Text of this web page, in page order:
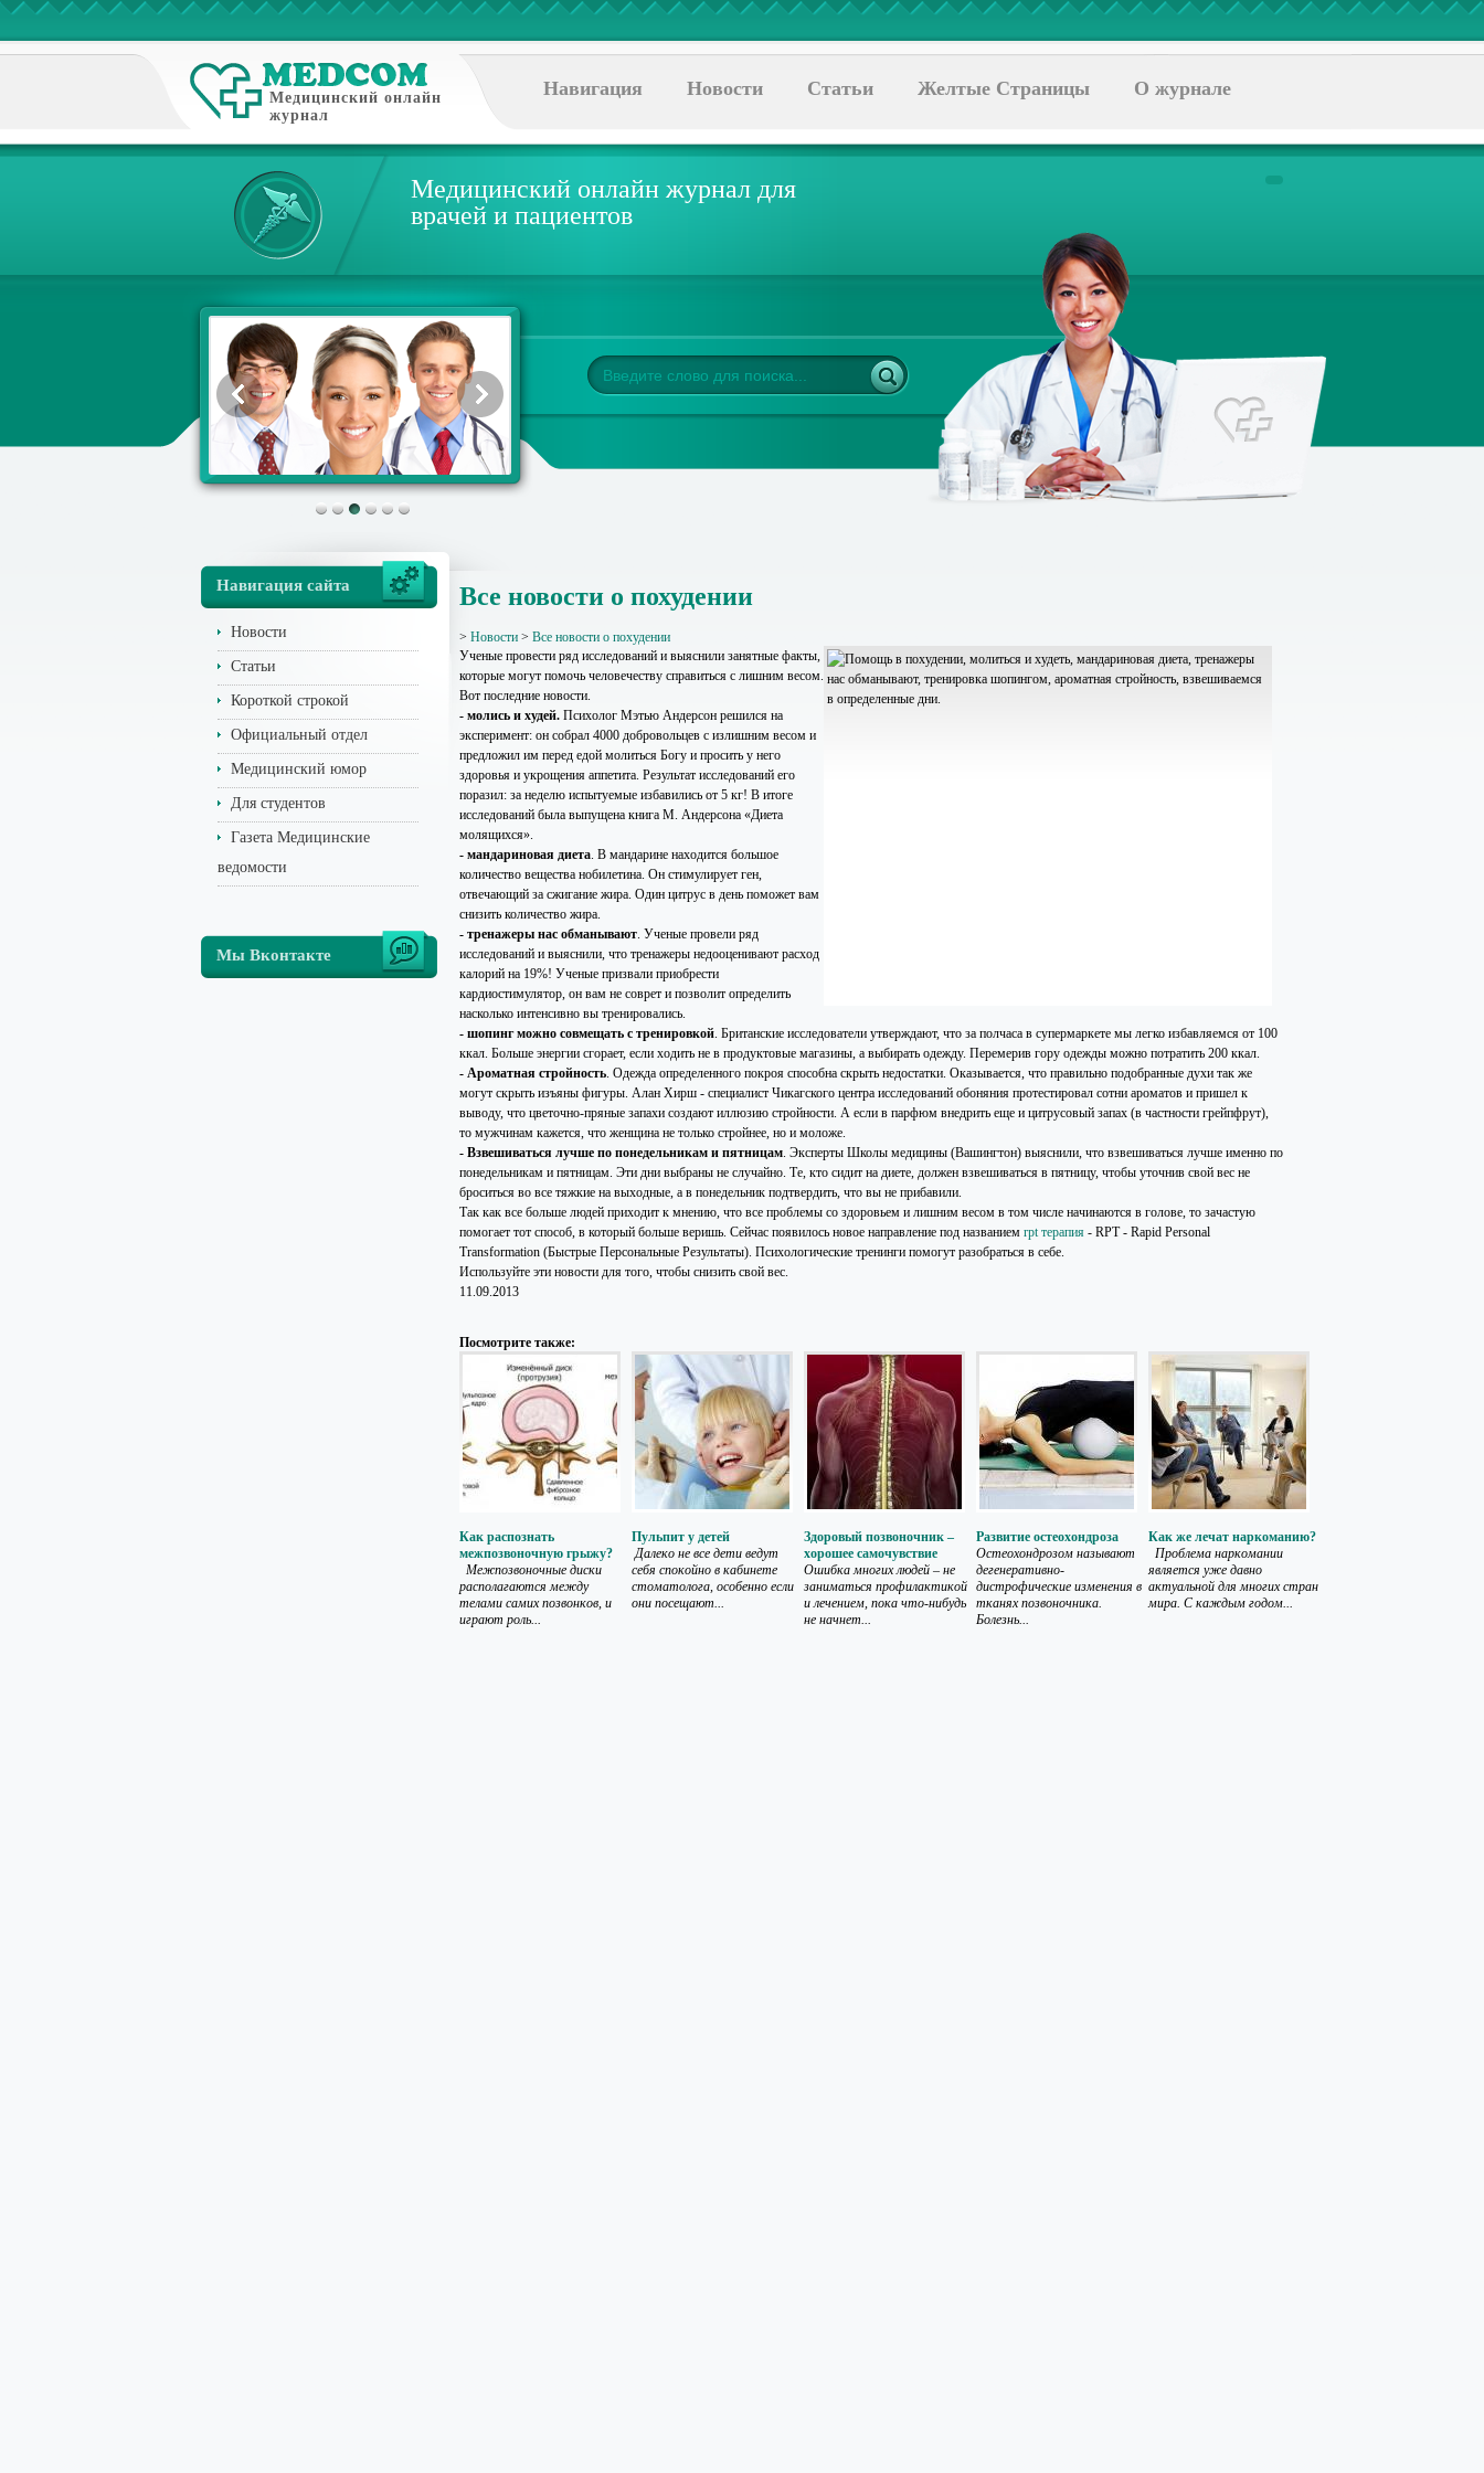
Медицинский онлайн
журнал
Навигация Новости Статьи Желтые Страницы О журнале
Медицинский онлайн журнал для
врачей и пациентов
Навигация сайта
Новости
Статьи
Короткой строкой
Официальный отдел
Медицинский юмор
Для студентов
Газета Медицинские
ведомости
Мы Вконтакте
Все новости о похудении
> Новости > Все новости о похудении
Ученые провести ряд исследований и выяснили занятные факты,
которые могут помочь человечеству справиться с лишним весом.
Вот последние новости.
- молись и худей. Психолог Мэтью Андерсон решился на
эксперимент: он собрал 4000 добровольцев с излишним весом и
предложил им перед едой молиться Богу и просить у него
здоровья и укрощения аппетита. Результат исследований его
поразил: за неделю испытуемые избавились от 5 кг! В итоге
исследований была выпущена книга М. Андерсона «Диета
молящихся».
- мандариновая диета. В мандарине находится большое
количество вещества нобилетина. Он стимулирует ген,
отвечающий за сжигание жира. Один цитрус в день поможет вам
снизить количество жира.
- тренажеры нас обманывают. Ученые провели ряд
исследований и выяснили, что тренажеры недооценивают расход
калорий на 19%! Ученые призвали приобрести
кардиостимулятор, он вам не соврет и позволит определить
насколько интенсивно вы тренировались.
- шопинг можно совмещать с тренировкой. Британские исследователи утверждают, что за полчаса в супермаркете мы легко избавляемся от 100
ккал. Больше энергии сгорает, если ходить не в продуктовые магазины, а выбирать одежду. Перемерив гору одежды можно потратить 200 ккал.
- Ароматная стройность. Одежда определенного покроя способна скрыть недостатки. Оказывается, что правильно подобранные духи так же
могут скрыть изъяны фигуры. Алан Хирш - специалист Чикагского центра исследований обоняния протестировал сотни ароматов и пришел к
выводу, что цветочно-пряные запахи создают иллюзию стройности. А если в парфюм внедрить еще и цитрусовый запах (в частности грейпфрут),
то мужчинам кажется, что женщина не только стройнее, но и моложе.
- Взвешиваться лучше по понедельникам и пятницам. Эксперты Школы медицины (Вашингтон) выяснили, что взвешиваться лучше именно по
понедельникам и пятницам. Эти дни выбраны не случайно. Те, кто сидит на диете, должен взвешиваться в пятницу, чтобы уточнив свой вес не
броситься во все тяжкие на выходные, а в понедельник подтвердить, что вы не прибавили.
Так как все больше людей приходит к мнению, что все проблемы со здоровьем и лишним весом в том числе начинаются в голове, то зачастую
помогает тот способ, в который больше веришь. Сейчас появилось новое направление под названием rpt терапия - RPT - Rapid Personal
Transformation (Быстрые Персональные Результаты). Психологические тренинги помогут разобраться в себе.
Используйте эти новости для того, чтобы снизить свой вес.
11.09.2013
Посмотрите также:
Как распознать
межпозвоночную грыжу?
Межпозвоночные диски
располагаются между
телами самих позвонков, и
играют роль...
Пульпит у детей
Далеко не все дети ведут
себя спокойно в кабинете
стоматолога, особенно если
они посещают...
Здоровый позвоночник –
хорошее самочувствие
Ошибка многих людей – не
заниматься профилактикой
и лечением, пока что-нибудь
не начнет...
Развитие остеохондроза
Остеохондрозом называют
дегенеративно-
дистрофические изменения в
тканях позвоночника.
Болезнь...
Как же лечат наркоманию?
Проблема наркомании
является уже давно
актуальной для многих стран
мира. С каждым годом...